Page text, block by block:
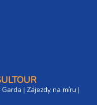
| Zájezdy na míru |